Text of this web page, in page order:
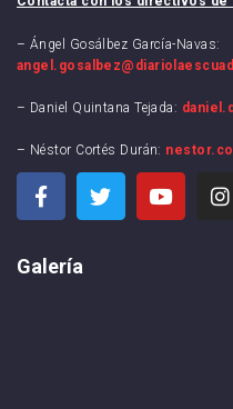
– Ángel Gosálbez García-Navas:
– Daniel Quintana Tejada:
– Néstor Cortés Durán:
Galería